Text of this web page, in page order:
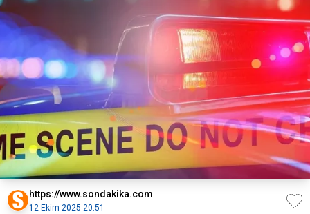
https://www.sondakika.com
12 Ekim 2025 20:51